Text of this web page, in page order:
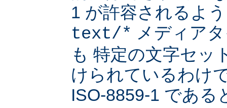
1 が許容されるよ
text/* メディア
も 特定の文字セッ
けられているわけ
ISO-8859-1 である